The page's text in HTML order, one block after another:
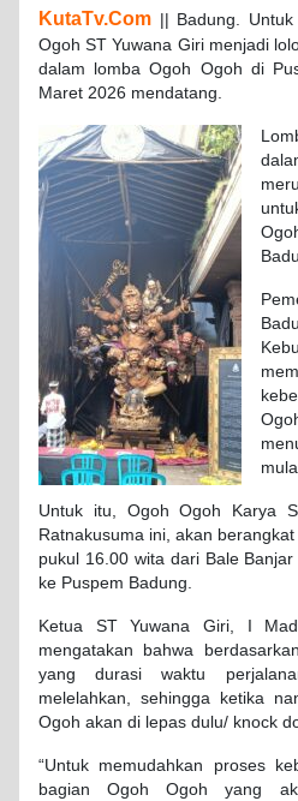
KutaTv.Com || Badung.
Ogoh ST Yuwana Giri menjadi
dalam lomba Ogoh Ogoh di
Maret 2026 mendatang.
Untuk itu, Ogoh Ogoh Karya
Ratnakusuma ini, akan
pukul 16.00 wita dari Bale
ke Puspem Badung.
Ketua ST Yuwana Giri, I
mengatakan bahwa
yang durasi waktu
melelahkan, sehingga ketika
Ogoh akan di lepas dulu/ knock
“Untuk memudahkan proses
bagian Ogoh Ogoh yang